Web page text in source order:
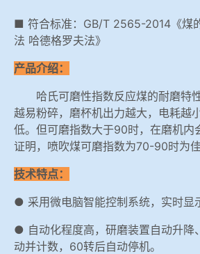
■ 符合标准：GB/T 2565-2014《煤
法 哈德格罗夫法》
产品介绍：
哈氏可磨性指数反应煤的耐磨特
越易粉碎，磨杯机出力越大，电耗越
低。但可磨指数大于90时，在磨机内
证明，喷吹煤可磨指数为70-90时为佳
技术特点：
● 采用微电脑智能控制系统，实时显
● 自动化程度高，研磨装置自动升降
动并计数，60转后自动停机。